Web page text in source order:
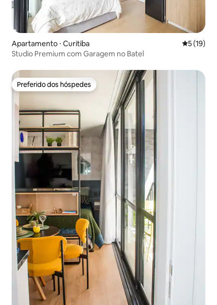
Apartamento ⋅ Curitiba 5 de uma
5 (19)
Studio Premium com Garagem no Batel
Preferido dos hóspedes
Preferido dos hóspedes